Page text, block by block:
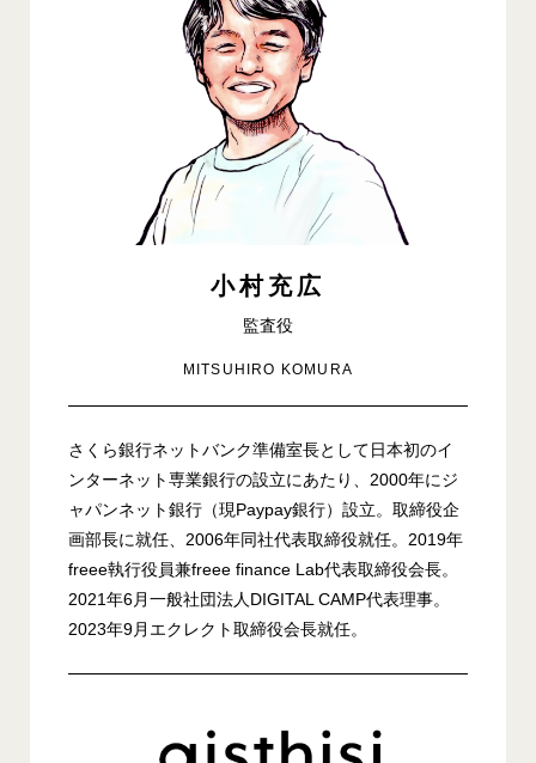
小村充広
監査役
MITSUHIRO KOMURA
さくら銀行ネットバンク準備室長として日本初のイ
ンターネット専業銀行の設立にあたり、2000年にジ
ャパンネット銀行（現Paypay銀行）設立。取締役企
画部長に就任、2006年同社代表取締役就任。2019年
freee執行役員兼freee finance Lab代表取締役会長。
2021年6月一般社団法人DIGITAL CAMP代表理事。
2023年9月エクレクト取締役会長就任。